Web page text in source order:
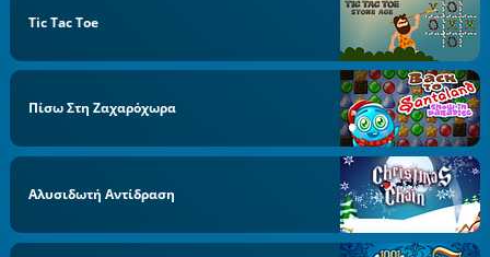
Tic Tac Toe
Πίσω Στη Ζαχαρόχωρα
Αλυσιδωτή Αντίδραση